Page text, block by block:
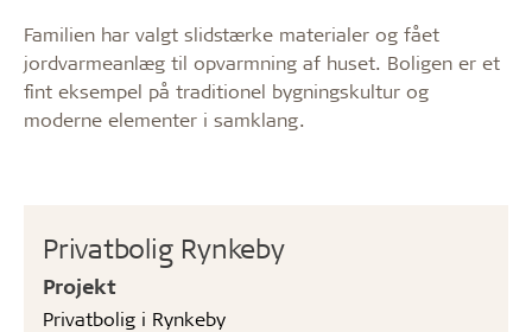
Privatbolig Rynkeby
Projekt
Privatbolig i Rynkeby
Familien har valgt slidstærke materialer og fået
jordvarmeanlæg til opvarmning af huset. Boligen er et
fint eksempel på traditionel bygningskultur og
moderne elementer i samklang.